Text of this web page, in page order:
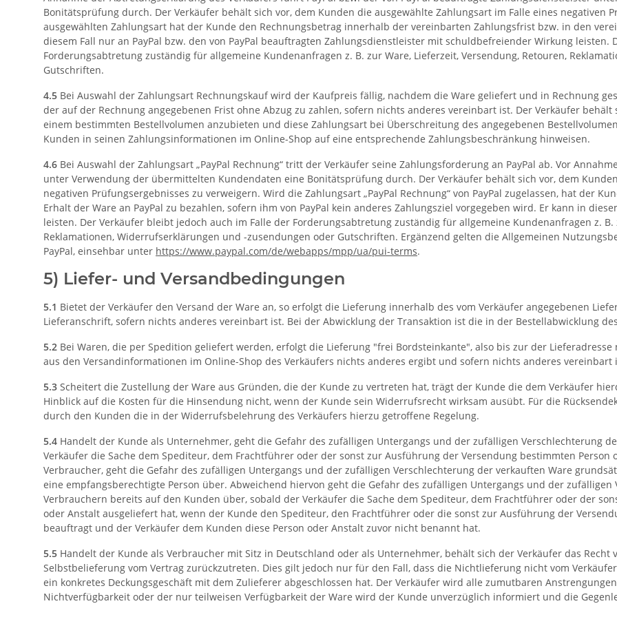
Bonitätsprüfung durch. Der Verkäufer behält sich vor, dem Kunden die ausgewählte Zahlungsart im Falle eines negativen
ausgewählten Zahlungsart hat der Kunde den Rechnungsbetrag innerhalb der vereinbarten Zahlungsfrist bzw. in den
diesem Fall nur an PayPal bzw. den von PayPal beauftragten Zahlungsdienstleister mit schuldbefreiender Wirkung leisten.
Forderungsabtretung zuständig für allgemeine Kundenanfragen z. B. zur Ware, Lieferzeit, Versendung, Retouren,
Gutschriften.
4.5 Bei Auswahl der Zahlungsart Rechnungskauf wird der Kaufpreis fällig, nachdem die Ware geliefert und in Rechnung
der auf der Rechnung angegebenen Frist ohne Abzug zu zahlen, sofern nichts anderes vereinbart ist. Der Verkäufer
einem bestimmten Bestellvolumen anzubieten und diese Zahlungsart bei Überschreitung des angegebenen
Kunden in seinen Zahlungsinformationen im Online-Shop auf eine entsprechende Zahlungsbeschränkung hinweisen.
4.6 Bei Auswahl der Zahlungsart „PayPal Rechnung“ tritt der Verkäufer seine Zahlungsforderung an PayPal ab. Vor
unter Verwendung der übermittelten Kundendaten eine Bonitätsprüfung durch. Der Verkäufer behält sich vor, dem
negativen Prüfungsergebnisses zu verweigern. Wird die Zahlungsart „PayPal Rechnung“ von PayPal zugelassen, hat der
Erhalt der Ware an PayPal zu bezahlen, sofern ihm von PayPal kein anderes Zahlungsziel vorgegeben wird. Er kann in
leisten. Der Verkäufer bleibt jedoch auch im Falle der Forderungsabtretung zuständig für allgemeine Kundenanfragen z. B.
Reklamationen, Widerrufserklärungen und -zusendungen oder Gutschriften. Ergänzend gelten die Allgemeinen
PayPal, einsehbar unter https://www.paypal.com/de/webapps/mpp/ua/pui-terms.
5) Liefer- und Versandbedingungen
5.1 Bietet der Verkäufer den Versand der Ware an, so erfolgt die Lieferung innerhalb des vom Verkäufer angegebenen
Lieferanschrift, sofern nichts anderes vereinbart ist. Bei der Abwicklung der Transaktion ist die in der Bestellabwicklung
5.2 Bei Waren, die per Spedition geliefert werden, erfolgt die Lieferung "frei Bordsteinkante", also bis zur der
aus den Versandinformationen im Online-Shop des Verkäufers nichts anderes ergibt und sofern nichts anderes vereinbart
5.3 Scheitert die Zustellung der Ware aus Gründen, die der Kunde zu vertreten hat, trägt der Kunde die dem Verkäufer
Hinblick auf die Kosten für die Hinsendung nicht, wenn der Kunde sein Widerrufsrecht wirksam ausübt. Für die
durch den Kunden die in der Widerrufsbelehrung des Verkäufers hierzu getroffene Regelung.
5.4 Handelt der Kunde als Unternehmer, geht die Gefahr des zufälligen Untergangs und der zufälligen Verschlechterung
Verkäufer die Sache dem Spediteur, dem Frachtführer oder der sonst zur Ausführung der Versendung bestimmten
Verbraucher, geht die Gefahr des zufälligen Untergangs und der zufälligen Verschlechterung der verkauften Ware
eine empfangsberechtigte Person über. Abweichend hiervon geht die Gefahr des zufälligen Untergangs und der
Verbrauchern bereits auf den Kunden über, sobald der Verkäufer die Sache dem Spediteur, dem Frachtführer oder der
oder Anstalt ausgeliefert hat, wenn der Kunde den Spediteur, den Frachtführer oder die sonst zur Ausführung der
beauftragt und der Verkäufer dem Kunden diese Person oder Anstalt zuvor nicht benannt hat.
5.5 Handelt der Kunde als Verbraucher mit Sitz in Deutschland oder als Unternehmer, behält sich der Verkäufer das
Selbstbelieferung vom Vertrag zurückzutreten. Dies gilt jedoch nur für den Fall, dass die Nichtlieferung nicht vom
ein konkretes Deckungsgeschäft mit dem Zulieferer abgeschlossen hat. Der Verkäufer wird alle zumutbaren
Nichtverfügbarkeit oder der nur teilweisen Verfügbarkeit der Ware wird der Kunde unverzüglich informiert und die